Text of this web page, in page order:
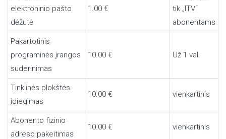
elektroninio pašto
dėžutė
1.00 €
tik „ITV“
abonentams
Pakartotinis
programinės įrangos
suderinimas
10.00 € Už 1 val.
Tinklinės plokštės
įdiegimas
10.00 € vienkartinis
Abonento fizinio
adreso pakeitimas
10.00 € vienkartinis